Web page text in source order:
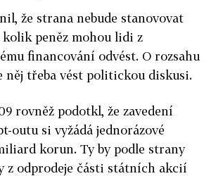
že strana nebude stanovovat
peněz mohou lidi z
financování odvést. O rozsahu
něj třeba vést politickou diskusi.
rovněž podotkl, že zavedení
outu si vyžádá jednorázové
korun. Ty by podle strany
z odprodeje části státních akcií